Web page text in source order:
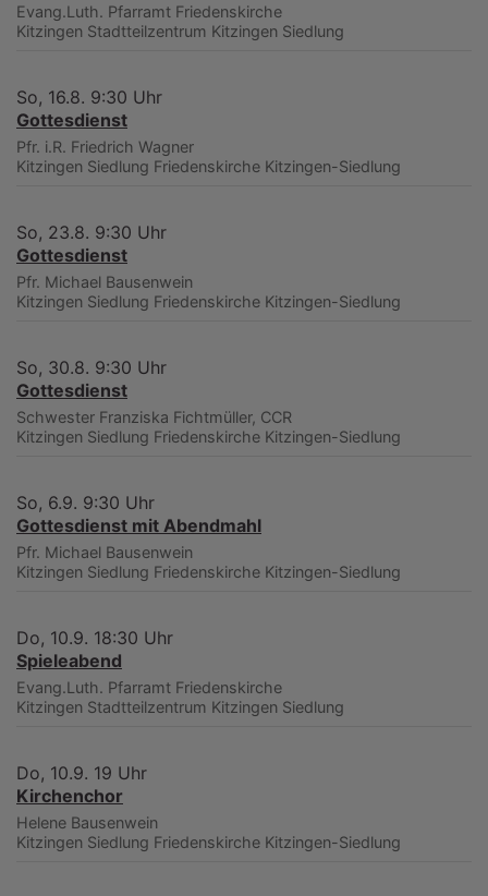
Evang.Luth. Pfarramt Friedenskirche
Kitzingen Stadtteilzentrum Kitzingen Siedlung
So, 16.8. 9:30 Uhr
Gottesdienst
Pfr. i.R. Friedrich Wagner
Kitzingen Siedlung Friedenskirche Kitzingen-Siedlung
So, 23.8. 9:30 Uhr
Gottesdienst
Pfr. Michael Bausenwein
Kitzingen Siedlung Friedenskirche Kitzingen-Siedlung
So, 30.8. 9:30 Uhr
Gottesdienst
Schwester Franziska Fichtmüller, CCR
Kitzingen Siedlung Friedenskirche Kitzingen-Siedlung
So, 6.9. 9:30 Uhr
Gottesdienst mit Abendmahl
Pfr. Michael Bausenwein
Kitzingen Siedlung Friedenskirche Kitzingen-Siedlung
Do, 10.9. 18:30 Uhr
Spieleabend
Evang.Luth. Pfarramt Friedenskirche
Kitzingen Stadtteilzentrum Kitzingen Siedlung
Do, 10.9. 19 Uhr
Kirchenchor
Helene Bausenwein
Kitzingen Siedlung Friedenskirche Kitzingen-Siedlung